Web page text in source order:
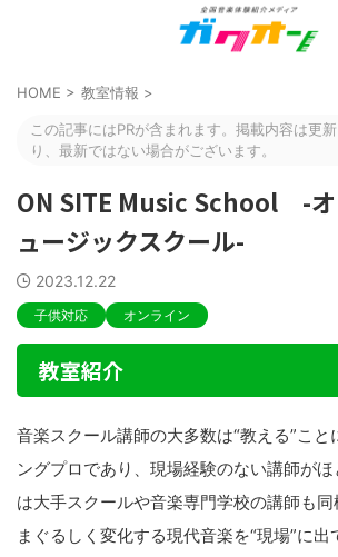
HOME > 教室情報 >
この記事にはPRが含まれます。掲載内容は更
り、最新ではない場合がございます。
ON SITE Music School -オ
ュージックスクール-
2023.12.22
子供対応 オンライン
教室紹介
音楽スクール講師の大多数は“教える”こと
ングプロであり、現場経験のない講師が
は大手スクールや音楽専門学校の講師も同
まぐるしく変化する現代音楽を“現場”に出